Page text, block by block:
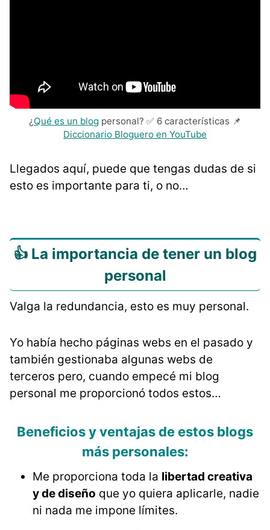
¿ Qué es un blog personal? ✅ 6 características 📌
Diccionario Bloguero en YouTube
Llegados aquí, puede que tengas dudas de si
esto es importante para ti, o no…
👍 La importancia de tener un blog
personal
Valga la redundancia, esto es muy personal.
Yo había hecho páginas webs en el pasado y
también gestionaba algunas webs de
terceros pero, cuando empecé mi blog
personal me proporcionó todos estos…
Beneficios y ventajas de estos blogs
más personales:
Me proporciona toda la libertad creativa
y de diseño que yo quiera aplicarle, nadie
ni nada me impone límites.